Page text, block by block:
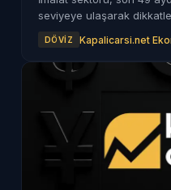
seviyeye ulaşarak
değerlendiriliyor.
DÖVIZ Kapalicarsi.net